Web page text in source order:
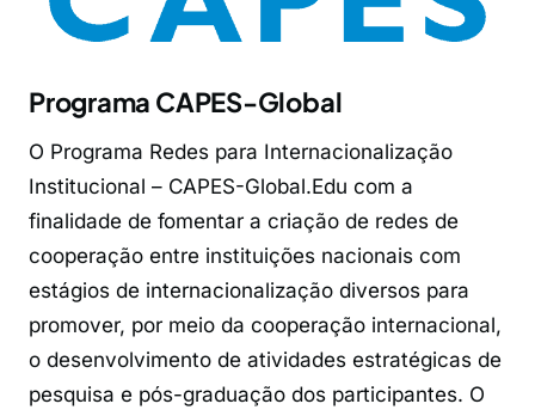
Programa CAPES-Global
O Programa Redes para Internacionalização
Institucional – CAPES-Global.Edu com a
finalidade de fomentar a criação de redes de
cooperação entre instituições nacionais com
estágios de internacionalização diversos para
promover, por meio da cooperação internacional,
o desenvolvimento de atividades estratégicas de
pesquisa e pós-graduação dos participantes. O